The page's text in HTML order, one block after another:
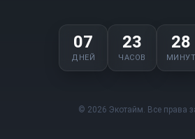
07
ДНЕЙ
23
ЧАСОВ
28
МИНУТ
© 2026 Экотайм. Все права